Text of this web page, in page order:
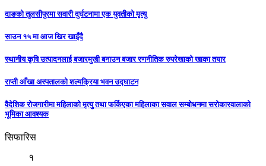
दाङको तुलसीपुरमा सवारी दुर्घटनामा एक युवतीको मृत्यु
साउन १५ मा आज खिर खाइँदै
स्थानीय कृषि उत्पादनलाई बजारमुखी बनाउन बजार रणनीतिक रुपरेखाको खाका तयार
राप्ती आँखा अस्पतालको शल्यक्रिया भवन उद्घाटन
वैदेशिक रोजगारीमा महिलाको मृत्यु तथा फर्किएका महिलाका सवाल सम्बोधनमा सरोकारवालाको
भूमिका आवश्यक
सिफारिस
१